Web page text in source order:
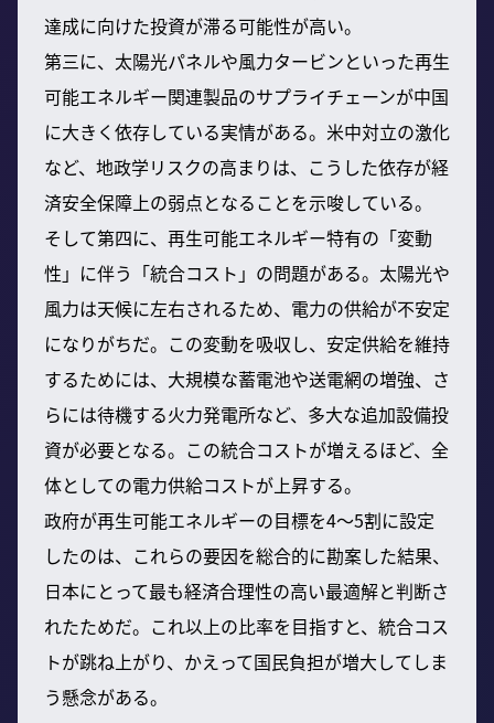
達成に向けた投資が滞る可能性が高い。
第三に、太陽光パネルや風力タービンといった再生
可能エネルギー関連製品のサプライチェーンが中国
に大きく依存している実情がある。米中対立の激化
など、地政学リスクの高まりは、こうした依存が経
済安全保障上の弱点となることを示唆している。
そして第四に、再生可能エネルギー特有の「変動
性」に伴う「統合コスト」の問題がある。太陽光や
風力は天候に左右されるため、電力の供給が不安定
になりがちだ。この変動を吸収し、安定供給を維持
するためには、大規模な蓄電池や送電網の増強、さ
らには待機する火力発電所など、多大な追加設備投
資が必要となる。この統合コストが増えるほど、全
体としての電力供給コストが上昇する。
政府が再生可能エネルギーの目標を4～5割に設定
したのは、これらの要因を総合的に勘案した結果、
日本にとって最も経済合理性の高い最適解と判断さ
れたためだ。これ以上の比率を目指すと、統合コス
トが跳ね上がり、かえって国民負担が増大してしま
う懸念がある。